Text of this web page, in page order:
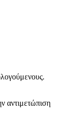
αντιμετώπιση